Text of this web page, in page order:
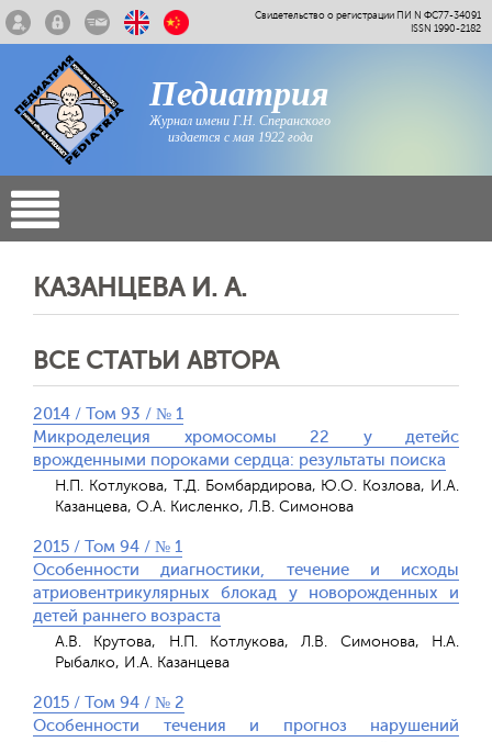
Свидетельство о регистрации ПИ N ФС77-34091
ISSN 1990-2182
Педиатрия
Журнал имени Г.Н. Сперанского
издается с мая 1922 года
КАЗАНЦЕВА И. А.
ВСЕ СТАТЬИ АВТОРА
2014 / Том 93 / № 1
Микроделеция хромосомы 22 у детейс
врожденными пороками сердца: результаты поиска
Н.П. Котлукова, Т.Д. Бомбардирова, Ю.О. Козлова, И.А.
Казанцева, О.А. Кисленко, Л.В. Симонова
2015 / Том 94 / № 1
Особенности диагностики, течение и исходы
атриовентрикулярных блокад у новорожденных и
детей раннего возраста
А.В. Крутова, Н.П. Котлукова, Л.В. Симонова, Н.А.
Рыбалко, И.А. Казанцева
2015 / Том 94 / № 2
Особенности течения и прогноз нарушений